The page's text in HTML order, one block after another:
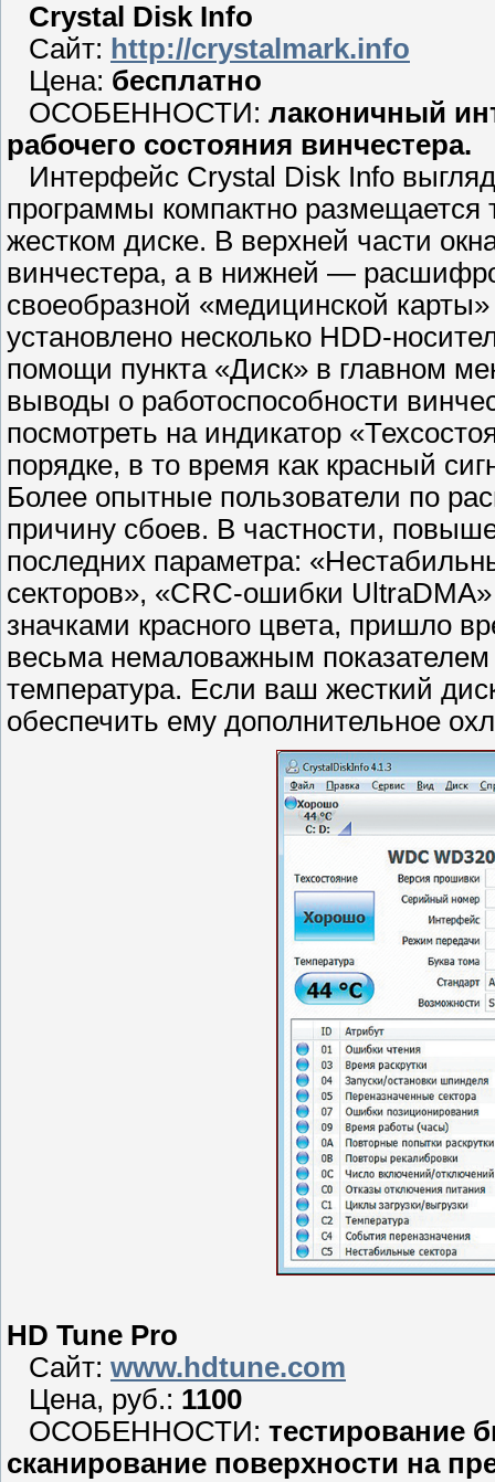
Crystal Disk Info
Сайт: http://crystalmark.info
Цена: бесплатно
ОСОБЕННОСТИ: лаконичный
рабочего состояния винчестера.
Интерфейс Crystal Disk Info
программы компактно
жестком диске. В верхней части
винчестера, а в нижней —
своеобразной «медицинской
установлено несколько HDD-
помощи пункта «Диск» в главном
выводы о работоспособности
посмотреть на индикатор
порядке, в то время как красный
Более опытные пользователи по
причину сбоев. В частности,
последних параметра:
секторов», «CRC-ошибки
значками красного цвета, пришло
весьма немаловажным показателем
температура. Если ваш жесткий
обеспечить ему дополнительное
HD Tune Pro
Сайт: www.hdtune.com
Цена, руб.: 1100
ОСОБЕННОСТИ: тестирование
сканирование поверхности на